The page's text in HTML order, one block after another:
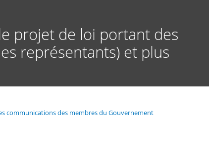
projet de loi portant des
représentants) et plus
communications des membres du Gouvernement